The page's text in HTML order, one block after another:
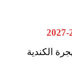
الكندية